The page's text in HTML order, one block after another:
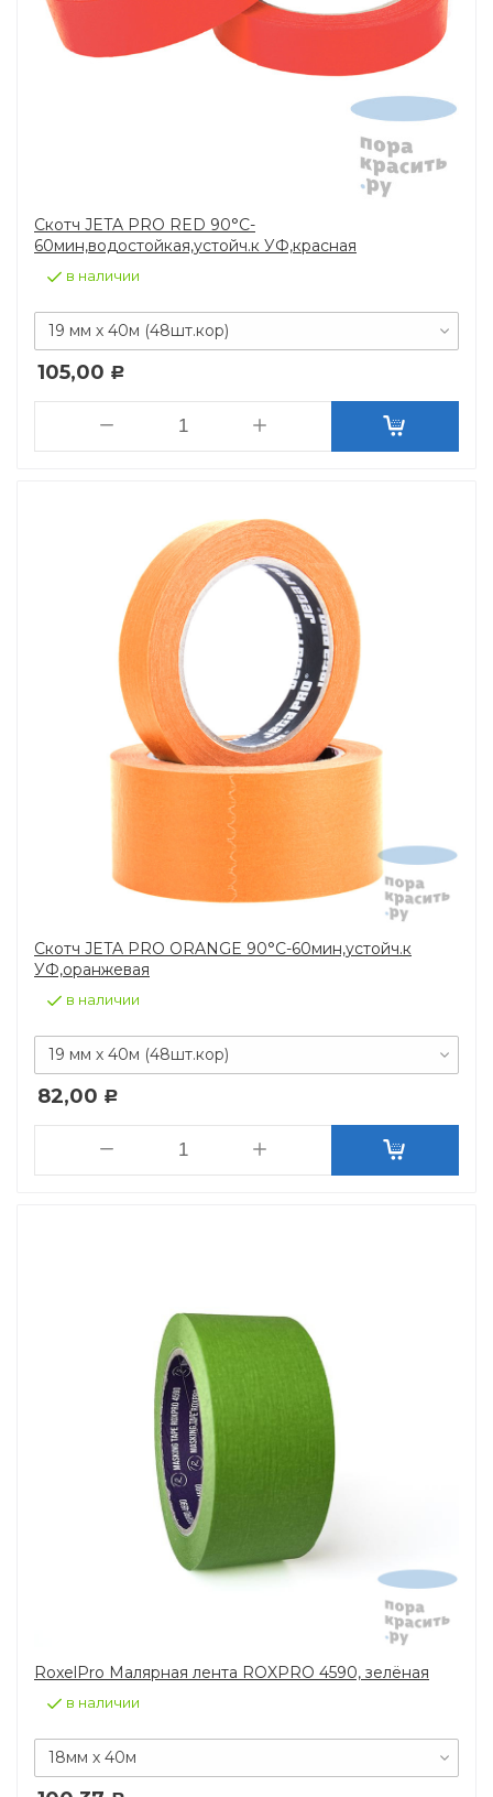
Скотч JETA PRO RED 90°C-
60мин,водостойкая,устойч.к УФ,красная
в наличии
19 мм х 40м (48шт.кор)
105,00 Р
Скотч JETA PRO ORANGE 90°C-60мин,устойч.к
УФ,оранжевая
в наличии
19 мм х 40м (48шт.кор)
82,00 Р
RoxelPro Малярная лента ROXPRO 4590, зелёная
в наличии
18мм х 40м